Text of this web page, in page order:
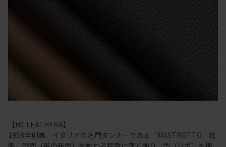
【HC LEATHERA】
1958年創業、イタリアの名門タンナーである「MASTROTTO」社